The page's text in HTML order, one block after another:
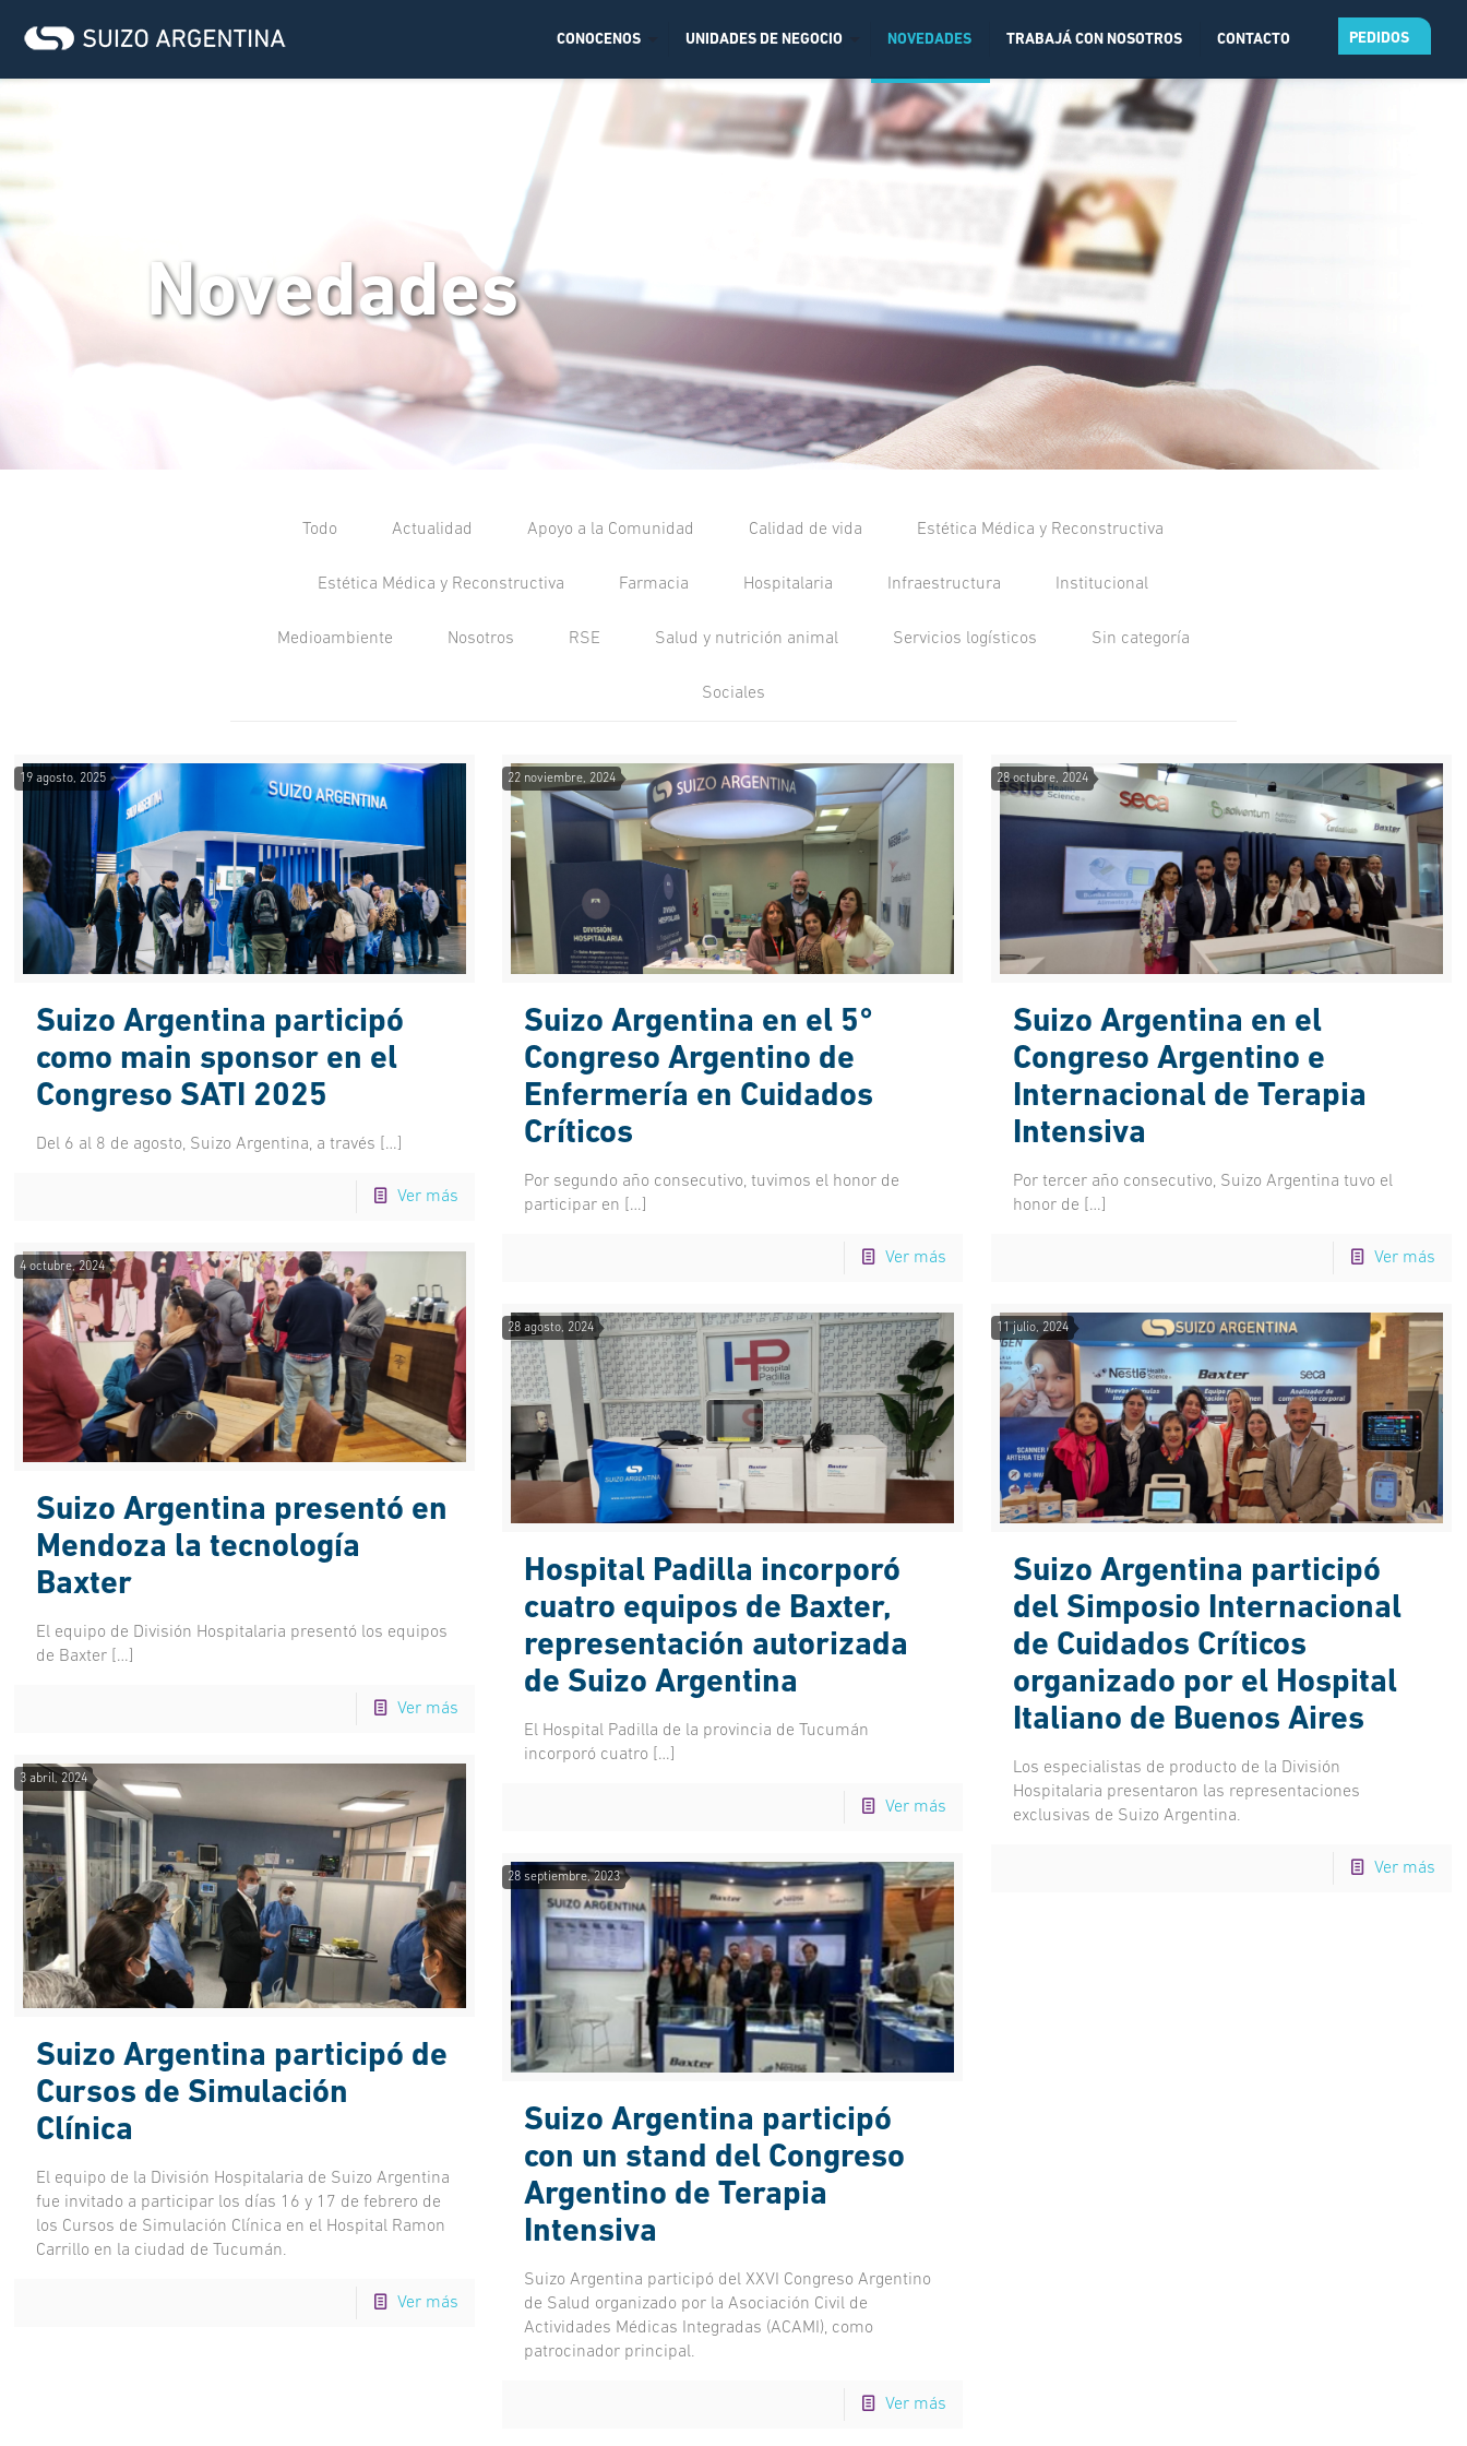
CONOCENOS UNIDADES DE NEGOCIO NOVEDADES TRABAJÁ CON NOSOTROS CONTACTO PEDIDOS
Novedades
Todo Actualidad Apoyo a la Comunidad Calidad de vida Estética Médica y Reconstructiva
Estética Médica y Reconstructiva Farmacia Hospitalaria Infraestructura Institucional
Medioambiente Nosotros RSE Salud y nutrición animal Servicios logísticos Sin categoría
Sociales
19 agosto, 2025
Suizo Argentina participó
como main sponsor en el
Congreso SATI 2025
Del 6 al 8 de agosto, Suizo Argentina, a través […]
Ver más
22 noviembre, 2024
Suizo Argentina en el 5°
Congreso Argentino de
Enfermería en Cuidados
Críticos
Por segundo año consecutivo, tuvimos el honor de
participar en […]
Ver más
28 octubre, 2024
Suizo Argentina en el
Congreso Argentino e
Internacional de Terapia
Intensiva
Por tercer año consecutivo, Suizo Argentina tuvo el
honor de […]
Ver más
4 octubre, 2024
Suizo Argentina presentó en
Mendoza la tecnología
Baxter
El equipo de División Hospitalaria presentó los equipos
de Baxter […]
Ver más
28 agosto, 2024
Hospital Padilla incorporó
cuatro equipos de Baxter,
representación autorizada
de Suizo Argentina
El Hospital Padilla de la provincia de Tucumán
incorporó cuatro […]
Ver más
11 julio, 2024
Suizo Argentina participó
del Simposio Internacional
de Cuidados Críticos
organizado por el Hospital
Italiano de Buenos Aires
Los especialistas de producto de la División
Hospitalaria presentaron las representaciones
exclusivas de Suizo Argentina.
Ver más
3 abril, 2024
Suizo Argentina participó de
Cursos de Simulación
Clínica
El equipo de la División Hospitalaria de Suizo Argentina
fue invitado a participar los días 16 y 17 de febrero de
los Cursos de Simulación Clínica en el Hospital Ramon
Carrillo en la ciudad de Tucumán.
Ver más
28 septiembre, 2023
Suizo Argentina participó
con un stand del Congreso
Argentino de Terapia
Intensiva
Suizo Argentina participó del XXVI Congreso Argentino
de Salud organizado por la Asociación Civil de
Actividades Médicas Integradas (ACAMI), como
patrocinador principal.
Ver más